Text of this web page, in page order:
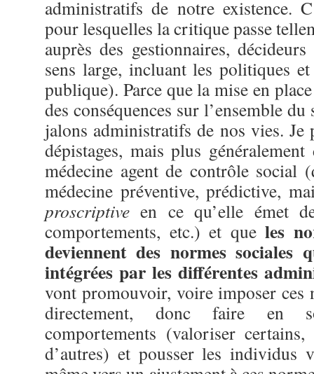
administratifs de notre existence.
pour lesquelles la critique passe
auprès des gestionnaires,
sens large, incluant les politiques
publique). Parce que la mise en
des conséquences sur l’ensemble du
jalons administratifs de nos vies. Je
dépistages, mais plus
médecine agent de contrôle social
médecine préventive, prédictive,
proscriptive en ce qu’elle émet
comportements, etc.) et queles
deviennent des normes sociales
intégrées par les différentes
vont promouvoir, voire imposer ces
directement, donc faire en
comportements (valoriser
d’autres) et pousser les individus